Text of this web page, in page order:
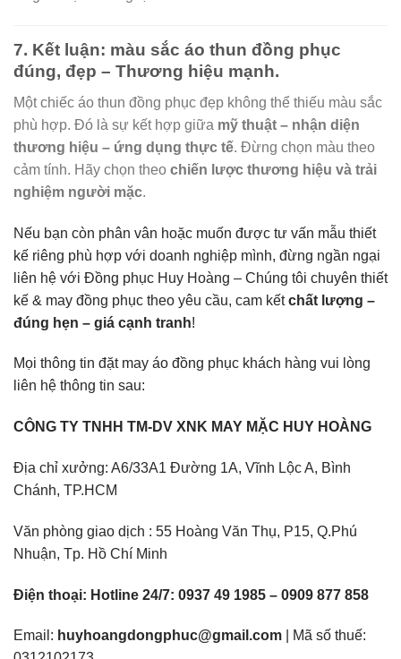
7. Kết luận: màu sắc áo thun đồng phục
đúng, đẹp – Thương hiệu mạnh.
Một chiếc áo thun đồng phục đẹp không thể thiếu màu sắc
phù hợp. Đó là sự kết hợp giữa mỹ thuật – nhận diện
thương hiệu – ứng dụng thực tế. Đừng chọn màu theo
cảm tính. Hãy chọn theo chiến lược thương hiệu và trải
nghiệm người mặc.
Nếu bạn còn phân vân hoặc muốn được tư vấn mẫu thiết
kế riêng phù hợp với doanh nghiệp mình, đừng ngần ngại
liên hệ với Đồng phục Huy Hoàng – Chúng tôi chuyên thiết
kế & may đồng phục theo yêu cầu, cam kếtchất lượng –
đúng hẹn – giá cạnh tranh!
Mọi thông tin đặt may áo đồng phục khách hàng vui lòng
liên hệ thông tin sau:
CÔNG TY TNHH TM-DV XNK MAY MẶC HUY HOÀNG
Địa chỉ xưởng: A6/33A1 Đường 1A, Vĩnh Lộc A, Bình
Chánh, TP.HCM
Văn phòng giao dịch : 55 Hoàng Văn Thụ, P15, Q.Phú
Nhuận, Tp. Hồ Chí Minh
Điện thoại: Hotline 24/7: 0937 49 1985 – 0909 877 858
Email: huyhoangdongphuc@gmail.com | Mã số thuế: